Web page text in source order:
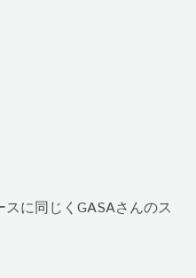
に同じくGASAさんのス